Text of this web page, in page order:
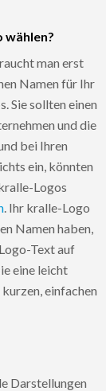
wählen?
man erst
Namen für Ihr
Sie sollten einen
und die
bei Ihren
ein, könnten
Logos
. Ihr kralle-Logo
Namen haben,
Text auf
eine leicht
einfachen
Darstellungen